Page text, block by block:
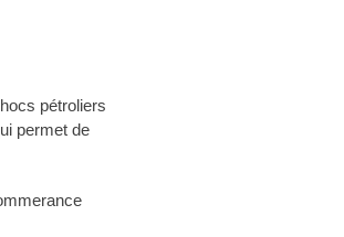
pétroliers
permet de